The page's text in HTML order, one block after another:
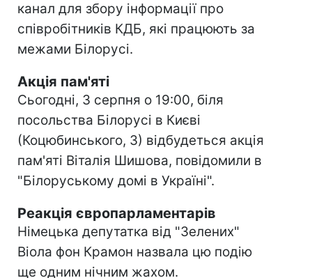
канал для збору інформації про
співробітників КДБ, які працюють за
межами Білорусі.
Акція пам'яті
Сьогодні, 3 серпня о 19:00, біля
посольства Білорусі в Києві
(Коцюбинського, 3) відбудеться акція
пам'яті Віталія Шишова, повідомили в
"Білоруському домі в Україні".
Реакція європарламентарів
Німецька депутатка від "Зелених"
Віола фон Крамон назвала цю подію
ще одним нічним жахом.